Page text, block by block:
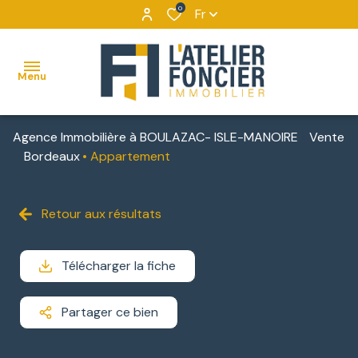
0 Fr
Menu
ACCUEIL
TERRAINS
IMMEUBLES
DE
BIENS
VENDUS
IMMOBILIER
D'ENTREPRISE
DÉCOUVRIR
NOUS
CONTACTER
NOUS
Agence Immobilière à BOULAZAC- ISLE-MANOIRE
Vente
Bordeaux
Appartement
Retour aux résultats
Télécharger la fiche
Partager ce bien